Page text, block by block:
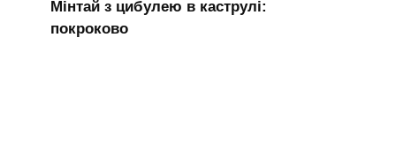
Мінтай з цибулею в каструлі:
покроково